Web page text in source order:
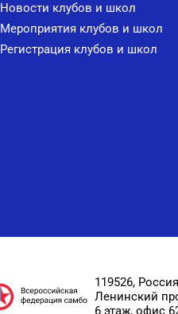
Новости клубов и школ
Мероприятия клубов и школ
Регистрация клубов и школ
119526,
Ленинский
6 этаж, офис